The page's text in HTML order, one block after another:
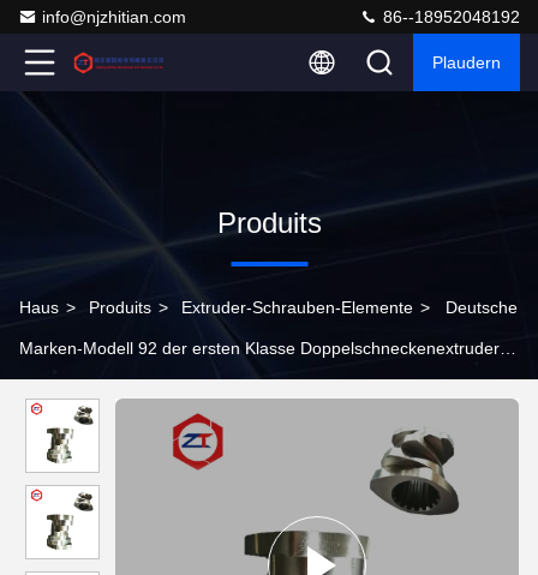
info@njzhitian.com 86--18952048192
Plaudern
Produits
Haus > Produits > Extruder-Schrauben-Elemente > Deutsche
Marken-Modell 92 der ersten Klasse Doppelschneckenextruder-